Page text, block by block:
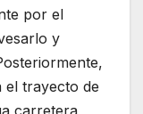
por el
y
el trayecto de
carretera